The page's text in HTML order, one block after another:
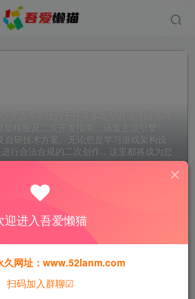
架模板及二次开发指南，涵盖主流引擎
自研技术方案。无论您是学习游戏架构设
行合法合规的二次创作，这里都将成为您
页游专区
赞 评论
迎进入吾爱懒猫
久网址：www.52lanm.com
扫码加入群聊☑